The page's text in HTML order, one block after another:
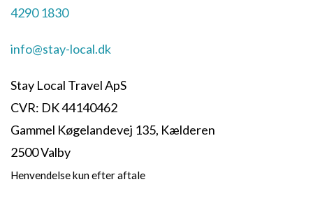
4290 1830
info@stay-local.dk
Stay Local Travel ApS
CVR: DK 44140462
Gammel Køgelandevej 135, Kælderen
2500 Valby
Henvendelse kun efter aftale